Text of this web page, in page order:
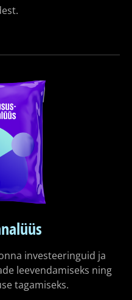
investeeringuid ja
leevendamiseks ning
tagamiseks.